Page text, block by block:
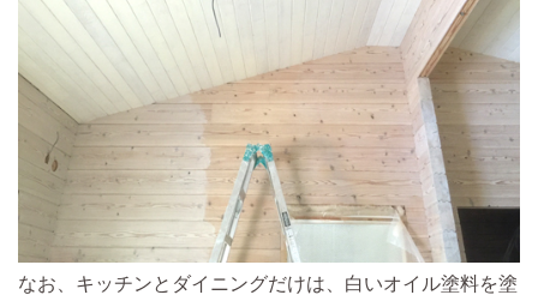
なお、キッチンとダイニングだけは、白いオイル塗料を塗